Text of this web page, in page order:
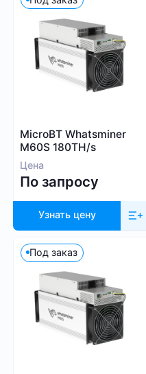
kHeavyHash
Sia
Equihash
Blake (14r)
Cuckatoo31
Randomx
SHA512256d
Ethash4G
Посмотреть все
Bitcoin (BTC)
BitcoinCash (BCH)
Dogecoin (DOGE)
Litecoin (LTC)
Kadena (KDA)
Ethereum (ETH)
DASH (DASH)
EthereumPoW (ETHW)
Kaspa (KAS)
Zcash (ZEC)
Посмотреть все
Производитель
MicroBT Whatsminer
M60S 180TH/s
Цена
По запросу
Узнать цену
Под заказ